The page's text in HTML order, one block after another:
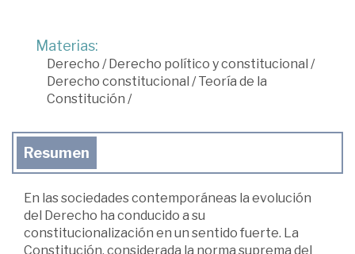
Materias:
Derecho / Derecho político y constitucional /
Derecho constitucional /Teoría de la
Constitución /
Resumen
En las sociedades contemporáneas la evolución
del Derecho ha conducido a su
constitucionalización en un sentido fuerte. La
Constitución, considerada la norma suprema del